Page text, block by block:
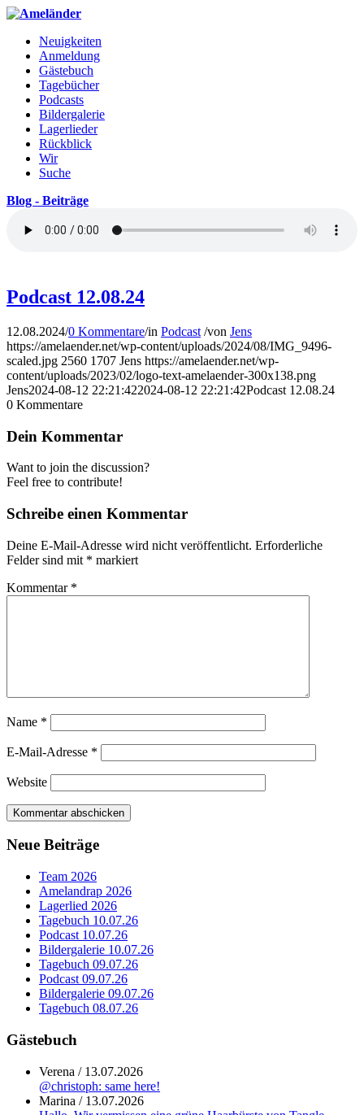
Neuigkeiten
Anmeldung
Gästebuch
Tagebücher
Podcasts
Bildergalerie
Lagerlieder
Rückblick
Wir
Suche
Blog - Beiträge
Podcast 12.08.24
12.08.2024/0 Kommentare/in Podcast /von Jens
https://amelaender.net/wp-content/uploads/2024/08/IMG_9496-
scaled.jpg 2560 1707 Jens https://amelaender.net/wp-
content/uploads/2023/02/logo-text-amelaender-300x138.png
Jens2024-08-12 22:21:422024-08-12 22:21:42Podcast 12.08.24
0 Kommentare
Dein Kommentar
Want to join the discussion?
Feel free to contribute!
Schreibe einen Kommentar
Deine E-Mail-Adresse wird nicht veröffentlicht. Erforderliche
Felder sind mit * markiert
Kommentar *
Name *
E-Mail-Adresse *
Website
Neue Beiträge
Team 2026
Amelandrap 2026
Lagerlied 2026
Tagebuch 10.07.26
Podcast 10.07.26
Bildergalerie 10.07.26
Tagebuch 09.07.26
Podcast 09.07.26
Bildergalerie 09.07.26
Tagebuch 08.07.26
Gästebuch
Verena / 13.07.2026
@christoph: same here!
Marina / 13.07.2026